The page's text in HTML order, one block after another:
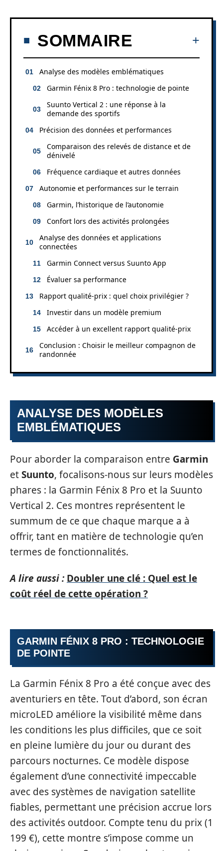
SOMMAIRE
Analyse des modèles emblématiques
Garmin Fénix 8 Pro : technologie de pointe
Suunto Vertical 2 : une réponse à la
demande des sportifs
Précision des données et performances
Comparaison des relevés de distance et de
dénivelé
Fréquence cardiaque et autres données
Autonomie et performances sur le terrain
Garmin, l’historique de l’autonomie
Confort lors des activités prolongées
Analyse des données et applications
connectées
Garmin Connect versus Suunto App
Évaluer sa performance
Rapport qualité-prix : quel choix privilégier ?
Investir dans un modèle premium
Accéder à un excellent rapport qualité-prix
Conclusion : Choisir le meilleur compagnon de
randonnée
ANALYSE DES MODÈLES
EMBLÉMATIQUES
Pour aborder la comparaison entre Garmin
etSuunto, focalisons-nous sur leurs modèles
phares : la Garmin Fénix 8 Pro et la Suunto
Vertical 2. Ces montres représentent le
summum de ce que chaque marque a à
offrir, tant en matière de technologie qu’en
termes de fonctionnalités.
A lire aussi : Doubler une clé : Quel est le
coût réel de cette opération ?
GARMIN FÉNIX 8 PRO : TECHNOLOGIE
DE POINTE
La Garmin Fénix 8 Pro a été conçue avec des
aventuriers en tête. Tout d’abord, son écran
microLED améliore la visibilité même dans
les conditions les plus difficiles, que ce soit
en pleine lumière du jour ou durant des
parcours nocturnes. Ce modèle dispose
également d’une connectivité impeccable
avec des systèmes de navigation satellite
fiables, permettant une précision accrue lors
des activités outdoor. Compte tenu du prix (1
199 €), cette montre s’impose comme un